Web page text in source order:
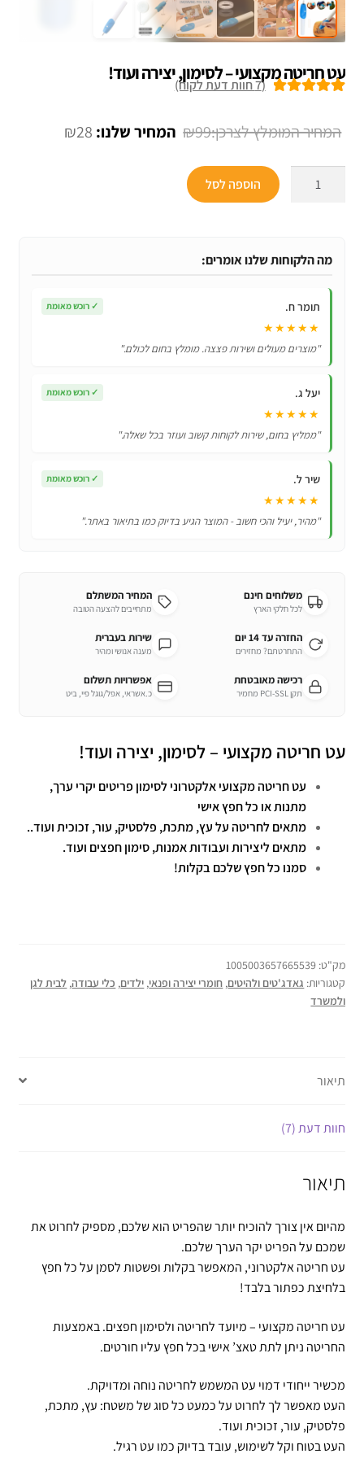
עט חריטה מקצועי – לסימון, יצירה ועוד!
לקוחות
(
7חוות דעת לקוח)
₪99
המחיר
₪28 המחיר
מקצועי
לסימון,
הוספה לסל
מה הלקוחות שלנו אומרים:
תומר ח. ✓ רוכש מאומת
★★★★★
"מוצרים מעולים ושירות פצצה. מומלץ בחום לכולם."
יעל ג. ✓ רוכש מאומת
★★★★★
"ממליץ בחום, שירות לקוחות קשוב ועוזר בכל שאלה."
שיר ל. ✓ רוכש מאומת
★★★★★
"מהיר, יעיל והכי חשוב - המוצר הגיע בדיוק כמו בתיאור באתר."
משלוחים חינם
לכל חלקי הארץ
המחיר המשתלם
מתחייבים להצעה הטובה
החזרה עד 14 יום
התחרטתם? מחזירים
שירות בעברית
מענה אנושי ומהיר
רכישה מאובטחת
תקן PCI-SSL מחמיר
אפשרויות תשלום
כ.אשראי, אפל/גוגל פיי, ביט
עט חריטה מקצועי – לסימון, יצירה ועוד!
עט חריטה מקצועי אלקטרוני לסימון פריטים יקרי ערך,
מתנות או כל חפץ אישי
מתאים לחריטה על עץ, מתכת, פלסטיק, עור, זכוכית ועוד..
מתאים ליצירות ועבודות אמנות, סימון חפצים ועוד.
סמנו כל חפץ שלכם בקלות!
מק"ט: 1005003657665539
קטגוריות: גאדג'טים ולהיטים, חומרי יצירה ופנאי, ילדים, כלי עבודה, לבית לגן
ולמשרד
תיאור
חוות דעת (7)
תיאור
מהיום אין צורך להוכיח יותר שהפריט הוא שלכם, מספיק לחרוט את
שמכם על הפריט יקר הערך שלכם.
עט חריטה אלקטרוני, המאפשר בקלות ופשטות לסמן על כל חפץ
בלחיצת כפתור בלבד!
עט חריטה מקצועי – מיועד לחריטה ולסימון חפצים. באמצעות
החריטה ניתן לתת טאצ’ אישי בכל חפץ עליו חורטים.
מכשיר ייחודי דמוי עט המשמש לחריטה נוחה ומדויקת.
העט מאפשר לך לחרוט על כמעט כל סוג של משטח: עץ, מתכת,
פלסטיק, עור, זכוכית ועוד.
העט בטוח וקל לשימוש, עובד בדיוק כמו עט רגיל.